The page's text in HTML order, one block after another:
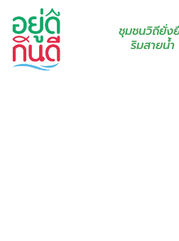
ชุมชนวิถียั่ง
ริมสายน้ำ